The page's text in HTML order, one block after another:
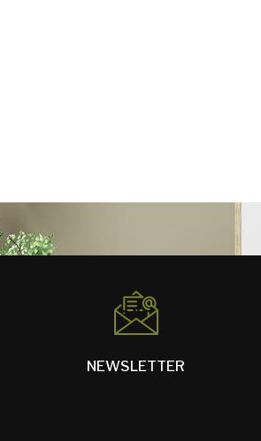
NEWSLETTER